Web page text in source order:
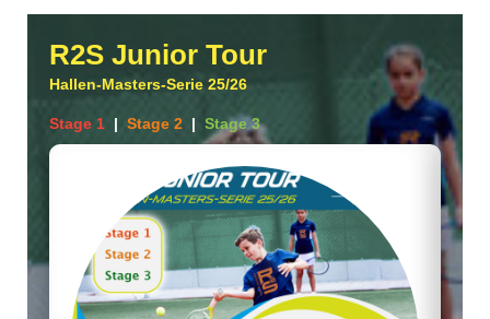
R2S Junior Tour
Hallen-Masters-Serie 25/26
Stage 1 | Stage 2 | Stage 3